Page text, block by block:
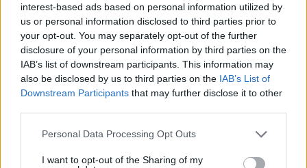
interest-based ads based on personal information utilized by
us or personal information disclosed to third parties prior to
your opt-out. You may separately opt-out of the further
disclosure of your personal information by third parties on the
IAB’s list of downstream participants. This information may
also be disclosed by us to third parties on the IAB’s List of
Downstream Participants that may further disclose it to other
Please note that this website/app uses one or more Google
not limited to your visit or usage behaviour. You may click to
Personal Data Processing Opt Outs
I want to opt-out of the Sharing of my
Το ζεύγος Μακρόν θα παρουσιάσει επιστημονικά
στοιχεία στο δικαστήριο για να αποδείξει ότι η Μπριζίτ
γεννήθηκε γυναίκα
Θα υπάρξει μαρτυρία εμπειρογνώμονα
ζεύγους σε podcast του BBC - Το ιστορικό της
18.09.2025, 10:05 255